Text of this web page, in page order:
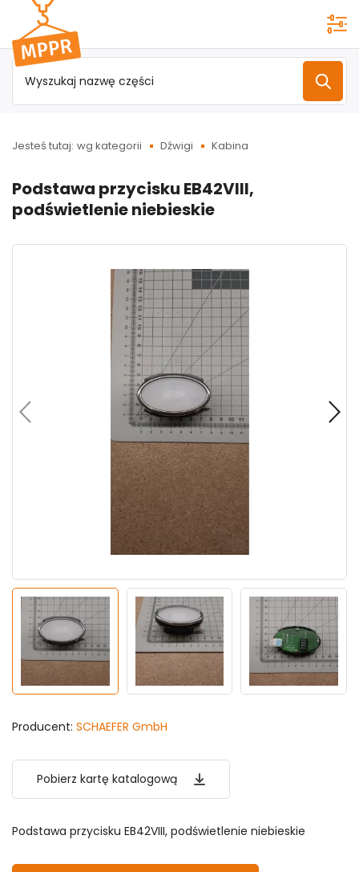
Przejdź do
menu
głównego
Jesteś tutaj: wg kategorii Dźwigi Kabina
Podstawa przycisku EB42VIII,
podświetlenie niebieskie
Producent: SCHAEFER GmbH
Pobierz kartę katalogową
Podstawa przycisku EB42VIII, podświetlenie niebieskie